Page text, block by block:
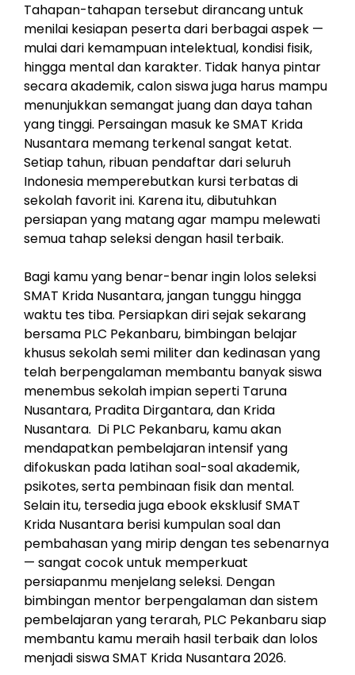
Tahapan-tahapan tersebut dirancang untuk
menilai kesiapan peserta dari berbagai aspek —
mulai dari kemampuan intelektual, kondisi fisik,
hingga mental dan karakter. Tidak hanya pintar
secara akademik, calon siswa juga harus mampu
menunjukkan semangat juang dan daya tahan
yang tinggi. Persaingan masuk ke SMAT Krida
Nusantara memang terkenal sangat ketat.
Setiap tahun, ribuan pendaftar dari seluruh
Indonesia memperebutkan kursi terbatas di
sekolah favorit ini. Karena itu, dibutuhkan
persiapan yang matang agar mampu melewati
semua tahap seleksi dengan hasil terbaik.
Bagi kamu yang benar-benar ingin lolos seleksi
SMAT Krida Nusantara, jangan tunggu hingga
waktu tes tiba. Persiapkan diri sejak sekarang
bersama PLC Pekanbaru, bimbingan belajar
khusus sekolah semi militer dan kedinasan yang
telah berpengalaman membantu banyak siswa
menembus sekolah impian seperti Taruna
Nusantara, Pradita Dirgantara, dan Krida
Nusantara. Di PLC Pekanbaru, kamu akan
mendapatkan pembelajaran intensif yang
difokuskan pada latihan soal-soal akademik,
psikotes, serta pembinaan fisik dan mental.
Selain itu, tersedia juga ebook eksklusif SMAT
Krida Nusantara berisi kumpulan soal dan
pembahasan yang mirip dengan tes sebenarnya
— sangat cocok untuk memperkuat
persiapanmu menjelang seleksi. Dengan
bimbingan mentor berpengalaman dan sistem
pembelajaran yang terarah, PLC Pekanbaru siap
membantu kamu meraih hasil terbaik dan lolos
menjadi siswa SMAT Krida Nusantara 2026.